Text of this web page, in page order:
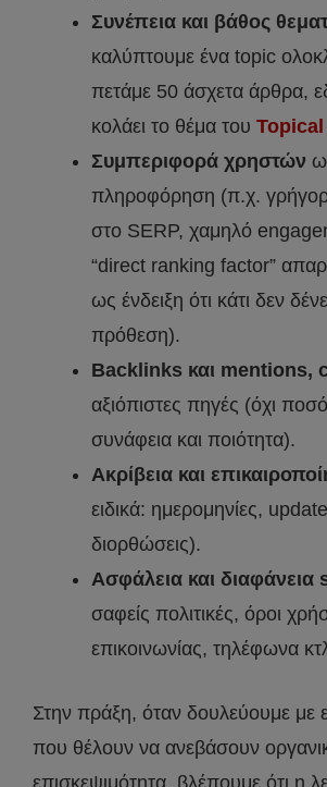
Συνέπεια και βάθος
καλύπτουμε ένα topic
πετάμε 50 άσχετα άρθρα,
κολάει το θέμα του
Συμπεριφορά χρηστών
πληροφόρηση (π.χ.
στο SERP, χαμηλό
“direct ranking factor”
ως ένδειξη ότι κάτι δεν
πρόθεση).
Backlinks και mentions,
αξιόπιστες πηγές (όχι
συνάφεια και ποιότητα).
Ακρίβεια και
ειδικά: ημερομηνίες,
διορθώσεις).
Ασφάλεια και διαφάνεια
σαφείς πολιτικές, όροι
επικοινωνίας, τηλέφωνα
Στην πράξη, όταν δουλεύουμε με
που θέλουν να ανεβάσουν